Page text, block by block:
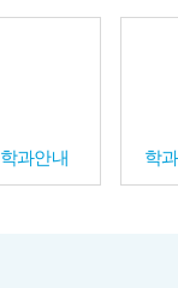
학과안내 학